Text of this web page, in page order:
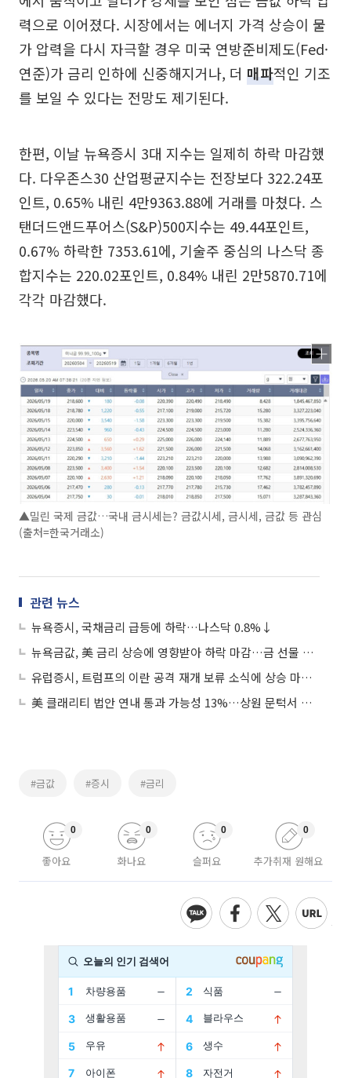
력으로 이어졌다. 시장에서는 에너지 가격 상승이 물
가 압력을 다시 자극할 경우 미국 연방준비제도(Fed·
연준)가 금리 인하에 신중해지거나, 더 매파적인 기조
를 보일 수 있다는 전망도 제기된다.
한편, 이날 뉴욕증시 3대 지수는 일제히 하락 마감했
다. 다우존스30 산업평균지수는 전장보다 322.24포
인트, 0.65% 내린 4만9363.88에 거래를 마쳤다. 스
탠더드앤드푸어스(S&P)500지수는 49.44포인트,
0.67% 하락한 7353.61에, 기술주 중심의 나스닥 종
합지수는 220.02포인트, 0.84% 내린 2만5870.71에
각각 마감했다.
▲밀린 국제 금값…국내 금시세는? 금값시세, 금시세, 금값 등 관심
(출처=한국거래소)
관련 뉴스
뉴욕증시, 국채금리 급등에 하락…나스닥 0.8%↓
뉴욕금값, 美 금리 상승에 영향받아 하락 마감…금 선물 1.59%↓
유럽증시, 트럼프의 이란 공격 재개 보류 소식에 상승 마감…스톡스600 0.19%↑
美 클래리티 법안 연내 통과 가능성 13%…상원 문턱서 제동
#금값 #증시 #금리
좋아요
0
화나요
0
슬퍼요
0
추가취재 원해요
0